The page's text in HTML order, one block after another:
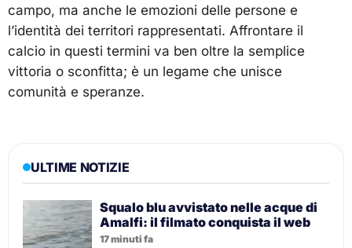
campo, ma anche le emozioni delle persone e
l’identità dei territori rappresentati. Affrontare il
calcio in questi termini va ben oltre la semplice
vittoria o sconfitta; è un legame che unisce
comunità e speranze.
ULTIME NOTIZIE
Squalo blu avvistato nelle acque di
Amalfi: il filmato conquista il web
17 minuti fa